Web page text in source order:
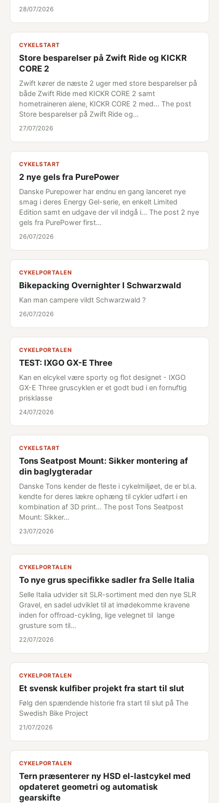
28/07/2026
CYKELSTART
Store besparelser på Zwift Ride og KICKR
CORE 2
Zwift kører de næste 2 uger med store besparelser på
både Zwift Ride med KICKR CORE 2 samt
hometraineren alene, KICKR CORE 2 med... The post
Store besparelser på Zwift Ride og…
27/07/2026
CYKELSTART
2 nye gels fra PurePower
Danske Purepower har endnu en gang lanceret nye
smag i deres Energy Gel-serie, en enkelt Limited
Edition samt en udgave der vil indgå i... The post 2 nye
gels fra PurePower first…
26/07/2026
CYKELPORTALEN
Bikepacking Overnighter I Schwarzwald
Kan man campere vildt Schwarzwald ?
26/07/2026
CYKELPORTALEN
TEST: IXGO GX-E Three
Kan en elcykel være sporty og flot designet - IXGO
GX-E Three gruscyklen er et godt bud i en fornuftig
prisklasse
24/07/2026
CYKELSTART
Tons Seatpost Mount: Sikker montering af
din baglygteradar
Danske Tons kender de fleste i cykelmiljøet, de er bl.a.
kendte for deres lækre ophæng til cykler udført i en
kombination af 3D print... The post Tons Seatpost
Mount: Sikker…
23/07/2026
CYKELPORTALEN
To nye grus specifikke sadler fra Selle Italia
Selle Italia udvider sit SLR-sortiment med den nye SLR
Gravel, en sadel udviklet til at imødekomme kravene
inden for offroad-cykling, lige velegnet til lange
grusture som til…
22/07/2026
CYKELPORTALEN
Et svensk kulfiber projekt fra start til slut
Følg den spændende historie fra start til slut på The
Swedish Bike Project
21/07/2026
CYKELPORTALEN
Tern præsenterer ny HSD el-lastcykel med
opdateret geometri og automatisk
gearskifte